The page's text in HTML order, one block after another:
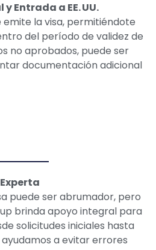
Entrada a EE. UU.
emite la visa, permitiéndote
del período de validez de
no aprobados, puede ser
documentación adicional
puede ser abrumador, pero
brinda apoyo integral para
solicitudes iniciales hasta
a evitar errores